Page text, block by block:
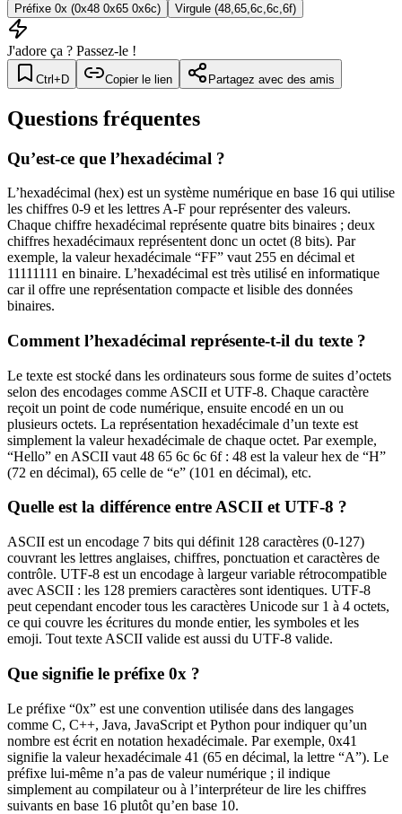
Préfixe 0x (0x48 0x65 0x6c)
Virgule (48,65,6c,6c,6f)
J'adore ça ? Passez-le !
Ctrl+D Copier le lien Partagez avec des amis
Questions fréquentes
Qu’est-ce que l’hexadécimal ?
L’hexadécimal (hex) est un système numérique en base 16 qui utilise
les chiffres 0-9 et les lettres A-F pour représenter des valeurs.
Chaque chiffre hexadécimal représente quatre bits binaires ; deux
chiffres hexadécimaux représentent donc un octet (8 bits). Par
exemple, la valeur hexadécimale “FF” vaut 255 en décimal et
11111111 en binaire. L’hexadécimal est très utilisé en informatique
car il offre une représentation compacte et lisible des données
binaires.
Comment l’hexadécimal représente-t-il du texte ?
Le texte est stocké dans les ordinateurs sous forme de suites d’octets
selon des encodages comme ASCII et UTF-8. Chaque caractère
reçoit un point de code numérique, ensuite encodé en un ou
plusieurs octets. La représentation hexadécimale d’un texte est
simplement la valeur hexadécimale de chaque octet. Par exemple,
“Hello” en ASCII vaut 48 65 6c 6c 6f : 48 est la valeur hex de “H”
(72 en décimal), 65 celle de “e” (101 en décimal), etc.
Quelle est la différence entre ASCII et UTF-8 ?
ASCII est un encodage 7 bits qui définit 128 caractères (0-127)
couvrant les lettres anglaises, chiffres, ponctuation et caractères de
contrôle. UTF-8 est un encodage à largeur variable rétrocompatible
avec ASCII : les 128 premiers caractères sont identiques. UTF-8
peut cependant encoder tous les caractères Unicode sur 1 à 4 octets,
ce qui couvre les écritures du monde entier, les symboles et les
emoji. Tout texte ASCII valide est aussi du UTF-8 valide.
Que signifie le préfixe 0x ?
Le préfixe “0x” est une convention utilisée dans des langages
comme C, C++, Java, JavaScript et Python pour indiquer qu’un
nombre est écrit en notation hexadécimale. Par exemple, 0x41
signifie la valeur hexadécimale 41 (65 en décimal, la lettre “A”). Le
préfixe lui-même n’a pas de valeur numérique ; il indique
simplement au compilateur ou à l’interpréteur de lire les chiffres
suivants en base 16 plutôt qu’en base 10.